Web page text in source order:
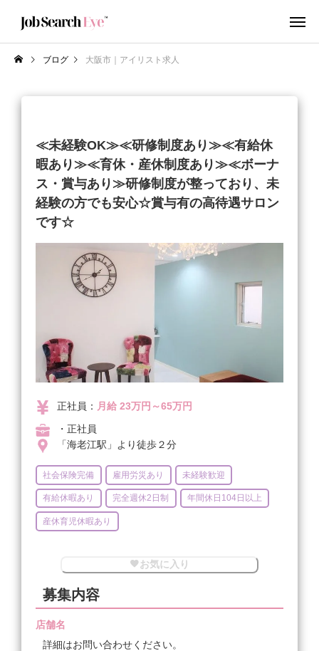
ブログ 大阪市｜アイリスト求人
≪未経験OK≫≪研修制度あり≫≪有給休
暇あり≫≪育休・産休制度あり≫≪ボーナ
ス・賞与あり≫研修制度が整っており、未
経験の方でも安心☆賞与有の高待遇サロン
です☆
正社員： 月給 23万円～65万円
・正社員
「海老江駅」より徒歩２分
社会保険完備 雇用労災あり 未経験歓迎
有給休暇あり 完全週休2日制 年間休日104日以上
産休育児休暇あり
お気に入り
募集内容
店舗名
詳細はお問い合わせください。